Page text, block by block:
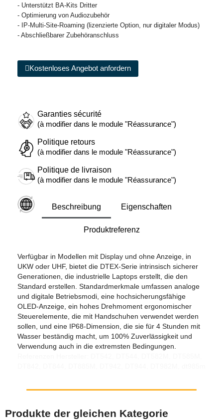
- Unterstützt BA-Kits Dritter
- Optimierung von Audiozubehör
- IP-Multi-Site-Roaming (lizenzierte Option, nur digitaler Modus)
- Abschließbarer Zubehöranschluss
Kostenloses Angebot anfordern
Garanties sécurité
(à modifier dans le module "Réassurance")
Politique retours
(à modifier dans le module "Réassurance")
Politique de livraison
(à modifier dans le module "Réassurance")
Beschreibung Eigenschaften
Produktreferenz
Verfügbar in Modellen mit Display und ohne Anzeige, in
UKW oder UHF, bietet die DTEX-Serie intrinsisch sicherer
Generationen, die industrielle Laptops erstellt, die den
Standard erstellen. Standardmerkmale umfassen analoge
und digitale Betriebsmodi, eine hochsicherungsfähige
OLED-Anzeige, ein hohes Drehmoment ergonomischer
Steuerelemente, die mit Handschuhen verwendet werden
sollen, und eine IP68-Dimension, die sie für 4 Stunden mit
Wasser beständig macht, um 100% Zuverlässigkeit und
Verwendung auch in die extremsten Bedingungen.
Produkte der gleichen Kategorie